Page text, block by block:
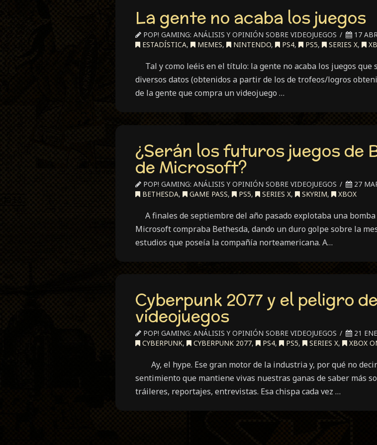
La gente no acaba los juegos
POP! GAMING: ANÁLISIS Y OPINIÓN SOBRE VIDEOJUEGOS
17
ESTADÍSTICA, MEMES, NINTENDO, PS4, PS5, SERIES X,
Tal y como leéis en el título: la gente no acaba los juegos que
diversos datos (obtenidos a partir de los de trofeos/logros
de la gente que compra un videojuego …
¿Serán los futuros juegos de
de Microsoft?
POP! GAMING: ANÁLISIS Y OPINIÓN SOBRE VIDEOJUEGOS
27
BETHESDA, GAME PASS, PS5, SERIES X, SKYRIM, XBOX
A finales de septiembre del año pasado explotaba una
Microsoft compraba Bethesda, dando un duro golpe sobre la
estudios que poseía la compañía norteamericana. A…
Cyberpunk 2077 y el peligro
videojuegos
POP! GAMING: ANÁLISIS Y OPINIÓN SOBRE VIDEOJUEGOS
21
CYBERPUNK, CYBERPUNK 2077, PS4, PS5, SERIES X, XBOX
Ay, el hype. Ese gran motor de la industria y, por qué no
sentimiento que mantiene vivas nuestras ganas de saber más
tráileres, reportajes, entrevistas. Esa chispa cada vez …